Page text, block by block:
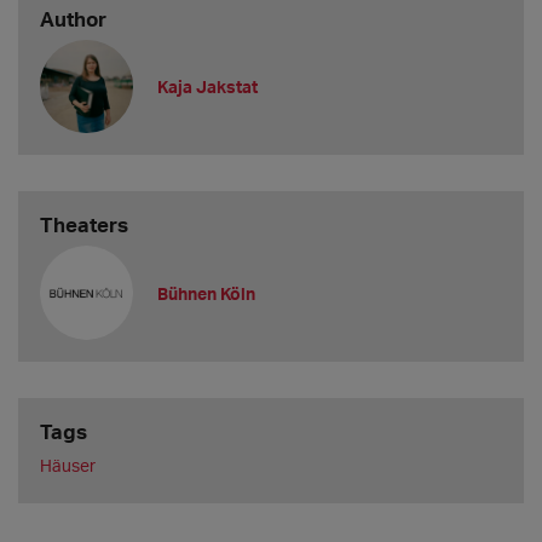
Author
Kaja Jakstat
Theaters
Bühnen Köln
Tags
Häuser